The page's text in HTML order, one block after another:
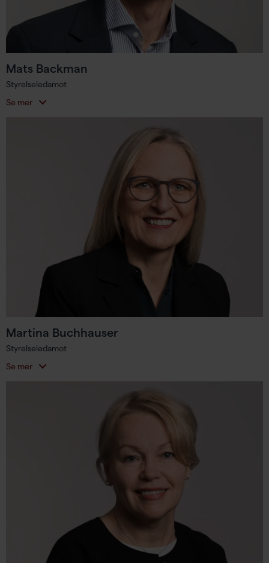
Mats Backman
Styrelseledamot
Se mer
Martina Buchhauser
Styrelseledamot
Se mer